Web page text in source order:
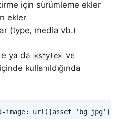
için sürümleme ekler
ekler
(type, media vb.)
ya da <style> ve
kullanıldığında
image: url ({asset 'bg.jpg' }
Copy